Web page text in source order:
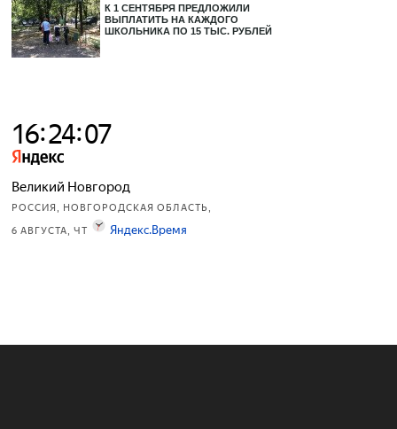
К 1 СЕНТЯБРЯ ПРЕДЛОЖИЛИ
ВЫПЛАТИТЬ НА КАЖДОГО
ШКОЛЬНИКА ПО 15 ТЫС. РУБЛЕЙ